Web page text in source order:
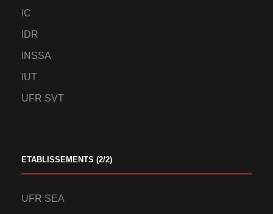
IC
IDR
INSSA
IUT
UFR SVT
ETABLISSEMENTS (2/2)
UFR SEA